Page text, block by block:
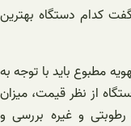
کدام دستگاه بهترین
مطبوع باید با توجه به
از نظر قیمت، میزان
رطوبتی و غیره بررسی و